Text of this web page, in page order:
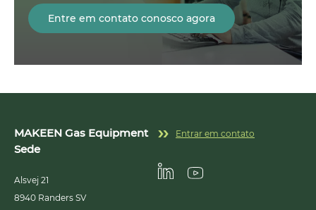
Entre em contato conosco agora
MAKEEN Gas Equipment
Sede
Alsvej 21
8940 Randers SV
Entrar em contato